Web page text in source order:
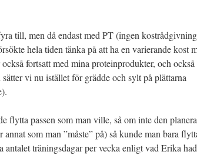
till, men då endast med PT (ingen
hela tiden tänka på att ha en varierande kost
fortsatt med mina proteinprodukter, och också
vi nu istället för grädde och sylt på plättarna
flytta passen som man ville, så om inte den
som man ”måste” på) så kunde man bara
träningsdagar per vecka enligt vad Erika